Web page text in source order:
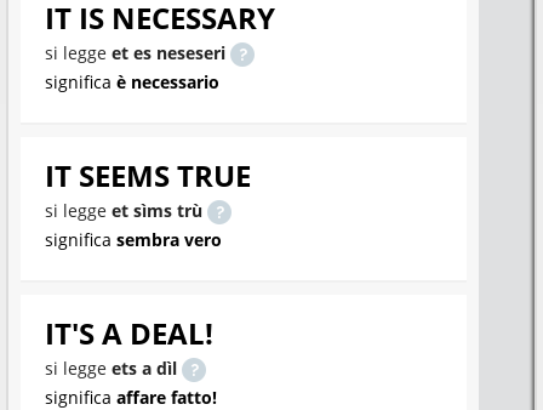
IT IS NECESSARY
si legge et es neseseri
significa è necessario
IT SEEMS TRUE
si legge et sìms trù
significa sembra vero
IT'S A DEAL!
si legge ets a dìl
significa affare fatto!